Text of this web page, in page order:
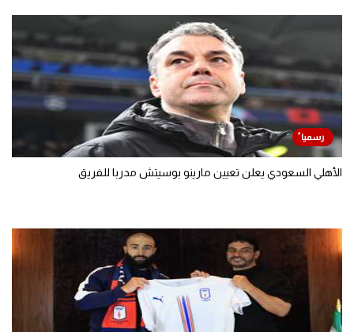
الأهلي السعودي يعلن تعيين مارينو بوسيتش مدربا للفريق